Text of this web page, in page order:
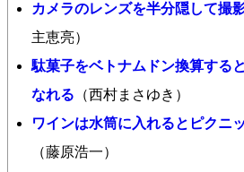
カメラのレンズを半分隠して撮
主恵亮）
駄菓子をベトナムドン換算する
なれる （西村まさゆき）
ワインは水筒に入れるとピクニ
（藤原浩一）